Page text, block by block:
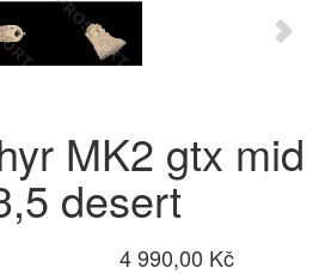
MK2 gtx mid
desert
4 990,00 Kč